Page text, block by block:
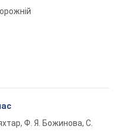
Ф. Я. Божинова, С.